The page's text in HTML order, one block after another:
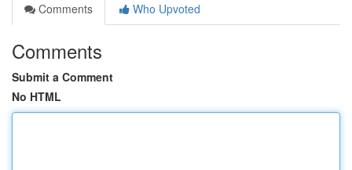
Comments
Who Upvoted
Comments
Submit a Comment
No HTML